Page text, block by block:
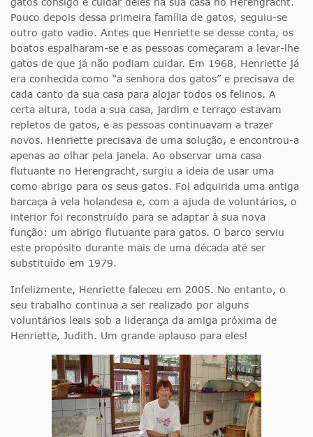
Pouco depois dessa primeira família de gatos, seguiu-se
outro gato vadio. Antes que Henriette se desse conta, os
boatos espalharam-se e as pessoas começaram a levar-lhe
gatos de que já não podiam cuidar. Em 1968, Henriette já
era conhecida como “a senhora dos gatos” e precisava de
cada canto da sua casa para alojar todos os felinos. A
certa altura, toda a sua casa, jardim e terraço estavam
repletos de gatos, e as pessoas continuavam a trazer
novos. Henriette precisava de uma solução, e encontrou-a
apenas ao olhar pela janela. Ao observar uma casa
flutuante no Herengracht, surgiu a ideia de usar uma
como abrigo para os seus gatos. Foi adquirida uma antiga
barcaça à vela holandesa e, com a ajuda de voluntários, o
interior foi reconstruído para se adaptar à sua nova
função: um abrigo flutuante para gatos. O barco serviu
este propósito durante mais de uma década até ser
substituído em 1979.
Infelizmente, Henriette faleceu em 2005. No entanto, o
seu trabalho continua a ser realizado por alguns
voluntários leais sob a liderança da amiga próxima de
Henriette, Judith. Um grande aplauso para eles!